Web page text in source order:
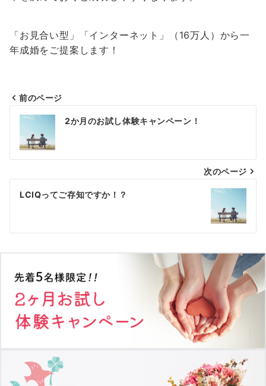
「お見合い型」「インターネット」（16万人）から一
年成婚をご提案します！
投
稿
ナ
ビ
ゲ
シ
ョ
ン
前のページ
2か月のお試し体験キャンペーン！
次のページ
LCIQってご存知ですか！？